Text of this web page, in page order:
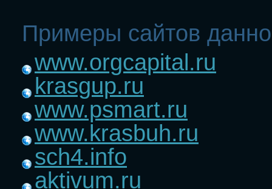
Примеры сайтов
www.orgcapital.ru
krasgup.ru
www.psmart.ru
www.krasbuh.ru
sch4.info
aktivum.ru